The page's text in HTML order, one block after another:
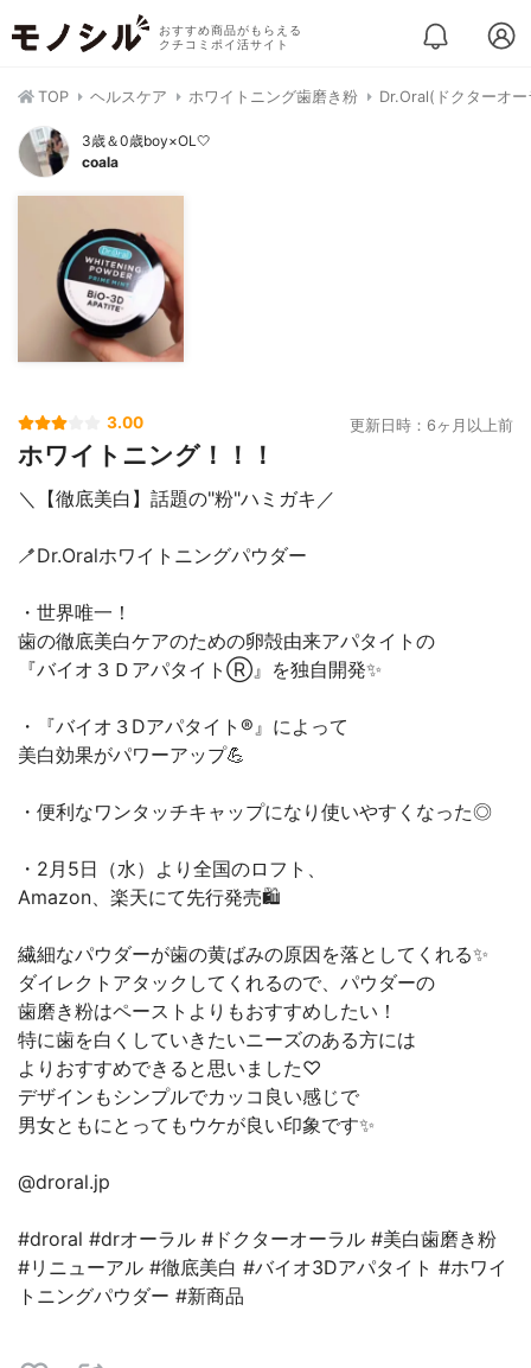
おすすめ商品がもらえる
クチコミポイ活サイト
TOP ヘルスケア ホワイトニング歯磨き粉 Dr.Oral(ドクターオ
3歳＆0歳boy×OL🤍
coala
3.00 更新日時：6ヶ月以上前
ホワイトニング！！！
＼【徹底美白】話題の"粉"ハミガキ／
🪥Dr.Oralホワイトニングパウダー
・世界唯一！
歯の徹底美白ケアのための卵殻由来アパタイトの
『バイオ３ＤアパタイトⓇ』を独自開発✨
・『バイオ３Dアパタイト®』によって
美白効果がパワーアップ💪
・便利なワンタッチキャップになり使いやすくなった◎
・2月5日（水）より全国のロフト、
Amazon、楽天にて先行発売🛍️
繊細なパウダーが歯の黄ばみの原因を落としてくれる✨
ダイレクトアタックしてくれるので、パウダーの
歯磨き粉はペーストよりもおすすめしたい！
特に歯を白くしていきたいニーズのある方には
よりおすすめできると思いました♡
デザインもシンプルでカッコ良い感じで
男女ともにとってもウケが良い印象です✨
@droral.jp
#droral #drオーラル #ドクターオーラル #美白歯磨き粉
#リニューアル #徹底美白 #バイオ3Dアパタイト #ホワイ
トニングパウダー #新商品